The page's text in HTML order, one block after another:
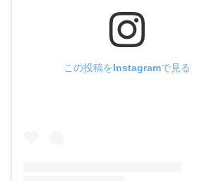
この投稿をInstagramで見る